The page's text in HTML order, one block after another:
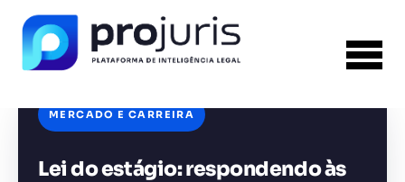
MERCADO E CARREIRA
Lei do estágio: respondendo às
FERRAMENTA RECOMENDADA PARA ESTE
CONTEÚDO